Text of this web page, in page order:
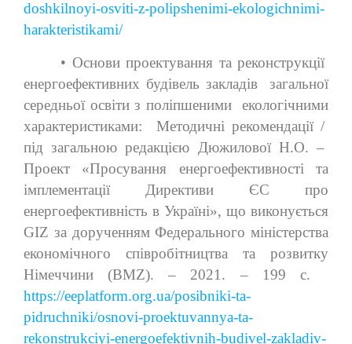
doshkilnoyi-osviti-z-polipshenimi-ekologichnimi-
harakteristikami/
• Основи проектування та реконструкції
енергоефективних будівель закладів загальної
середньої освіти з поліпшеними екологічними
характеристиками: Методичні рекомендації /
під загальною редакцією Дюжилової Н.О. –
Проект «Просування енергоефективності та
імплементації Директиви ЄС про
енергоефективність в Україні», що виконується
GIZ за дорученням Федерального міністерства
економічного співробітництва та розвитку
Німеччини (BMZ). – 2021. – 199 с.
https://eeplatform.org.ua/posibniki-ta-
pidruchniki/osnovi-proektuvannya-ta-
rekonstrukciyi-energoefektivnih-budivel-zakladiv-